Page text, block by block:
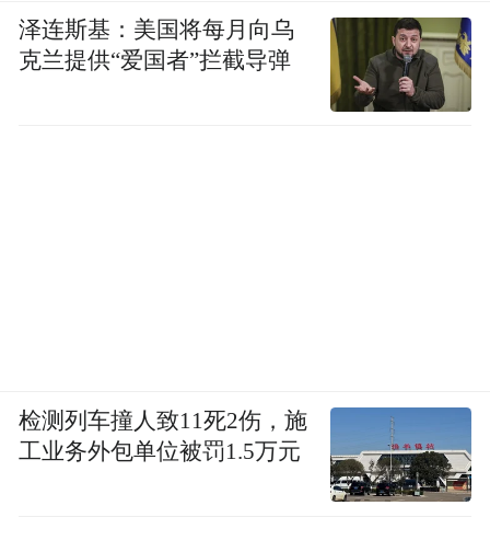
泽连斯基：美国将每月向乌
克兰提供“爱国者”拦截导弹
检测列车撞人致11死2伤，施
工业务外包单位被罚1.5万元